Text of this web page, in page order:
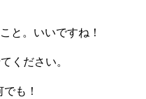
と。いいですね！
ください。
も！